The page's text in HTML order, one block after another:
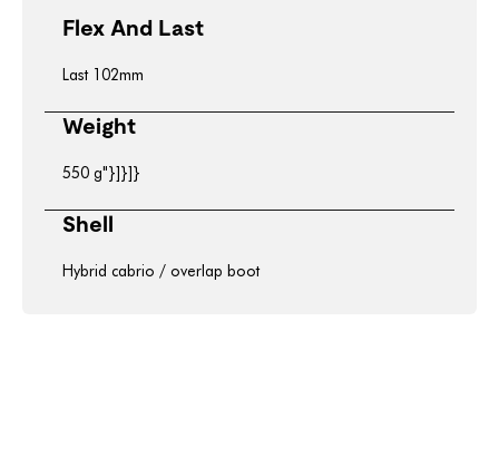
Flex And Last
Last 102mm
Weight
550 g"}]}]}
Shell
Hybrid cabrio / overlap boot